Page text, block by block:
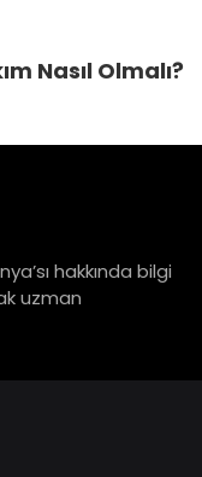
Nasıl Olmalı?
hakkında bilgi
uzman